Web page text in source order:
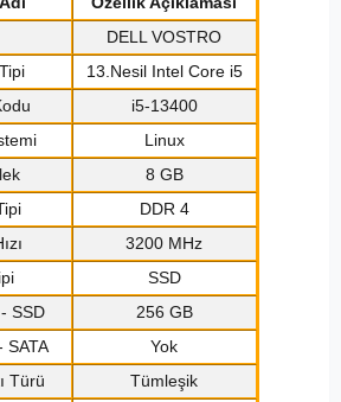
DELL VOSTRO
13.Nesil Intel Core i5
i5-13400
Linux
8 GB
DDR 4
3200 MHz
SSD
SSD
256 GB
SATA
Yok
Türü
Tümleşik